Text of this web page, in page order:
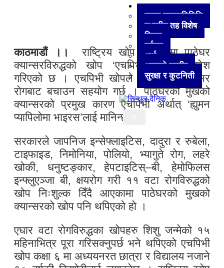
अन्य
हाम्रा जनप्रतिनिधि
स्थानीय तह विशेष
विचार
पर्यटन
अर्थ
आजको तस्वीर
सुरक्षा र कुटनिती
काठमाडौं ।।
राष्ट्रिय खोप तालिकामा पाठेघर
क्यान्सरविरुद्धको खोप ‘एचपिभी खोप’ समावेश
गरिएको छ । एचपिभी खोपले पाठेघरको क्यान्सर
रोगबाट बचाउन सहयोग गर्छ । पाठेघरको मुखको
क्यान्सरको प्रमुख कारण एचपिभी अर्थात् ‘ह्युमन
प्यापिलोमा भाइरस’लाई मानिन्छ ।
सरकारले जापनिज इन्सेफ्लाइटिस, दादुरा र रुबेला,
टाइफाइड, निमोनिया, पोलियो, भ्यागुते रोग, लहरे
खोकी, धनुष्टङ्कार, हेपटाइटिस्–बी, हेमोफिलस
इन्फ्लुएञ्जा बी, क्षयरोग गरी ११ वटा रोगविरुद्धको
खोप निःशुल्क दिँदै आएकामा पाठेघरको मुखको
क्यान्सरको खोप पनि थपिएको हो ।
एघार वटा रोगविरुद्धका खोपहरु शिशु जन्मेको १५
महिनाभित्र पूरा गरिसक्नुपर्छ भने थपिएको एचपिभी
खोप कक्षा ६ मा अध्ययनरत छात्रा र विद्यालय नजाने